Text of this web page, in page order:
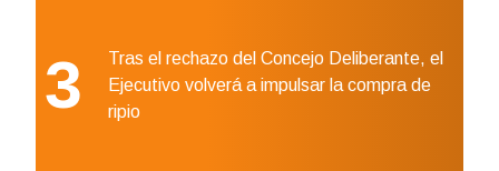
3
Tras el rechazo del Concejo Deliberante, el
Ejecutivo volverá a impulsar la compra de
ripio